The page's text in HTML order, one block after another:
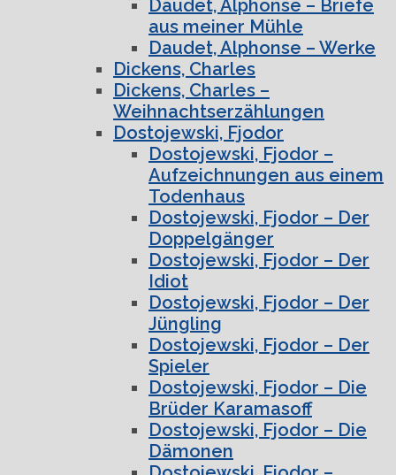
Daudet, Alphonse – Briefe
aus meiner Mühle
Daudet, Alphonse – Werke
Dickens, Charles
Dickens, Charles –
Weihnachtserzählungen
Dostojewski, Fjodor
Dostojewski, Fjodor –
Aufzeichnungen aus einem
Todenhaus
Dostojewski, Fjodor – Der
Doppelgänger
Dostojewski, Fjodor – Der
Idiot
Dostojewski, Fjodor – Der
Jüngling
Dostojewski, Fjodor – Der
Spieler
Dostojewski, Fjodor – Die
Brüder Karamasoff
Dostojewski, Fjodor – Die
Dämonen